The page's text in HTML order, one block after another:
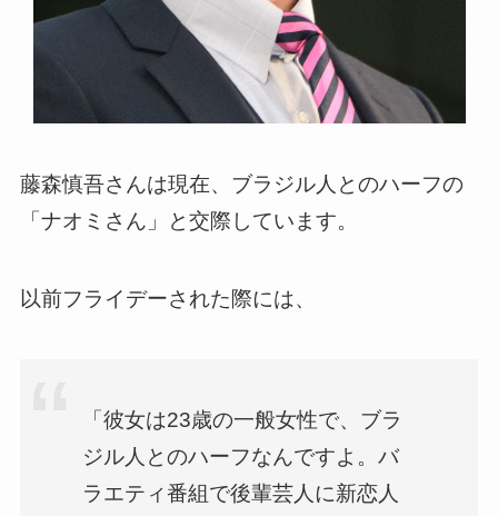
藤森慎吾さんは現在、ブラジル人とのハーフの
「ナオミさん」と交際しています。
以前フライデーされた際には、
「彼女は23歳の一般女性で、ブラ
ジル人とのハーフなんですよ。バ
ラエティ番組で後輩芸人に新恋人